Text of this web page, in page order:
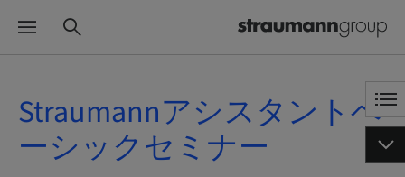
Straumannアシスタントベ
ーシックセミナー